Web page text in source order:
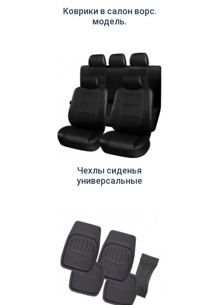
Коврики в салон ворс.
модель.
Чехлы сиденья
универсальные